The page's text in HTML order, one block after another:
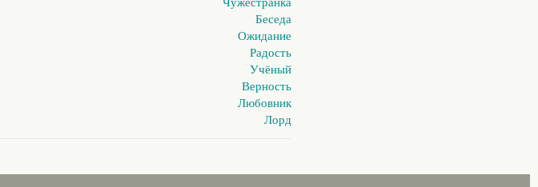
Беседа
Ожидание
Радость
Учёный
Верность
Любовник
Лорд